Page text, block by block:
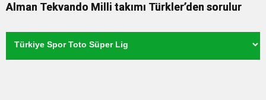
Alman Tekvando Milli takımı Türkler’den sorulur